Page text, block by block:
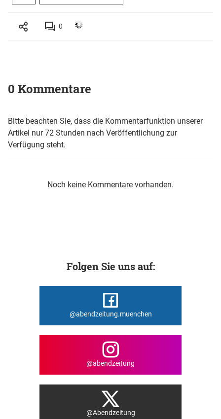
0
0 Kommentare
Bitte beachten Sie, dass die Kommentarfunktion unserer
Artikel nur 72 Stunden nach Veröffentlichung zur
Verfügung steht.
Noch keine Kommentare vorhanden.
Folgen Sie uns auf:
@abendzeitung.muenchen
@abendzeitung
@Abendzeitung